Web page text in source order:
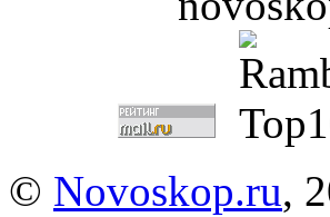
© Novoskop.ru,